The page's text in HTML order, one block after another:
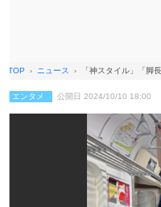
TOP ニュース 「神スタイル」「
エンタメ 公開日 2024/10/10 18:00